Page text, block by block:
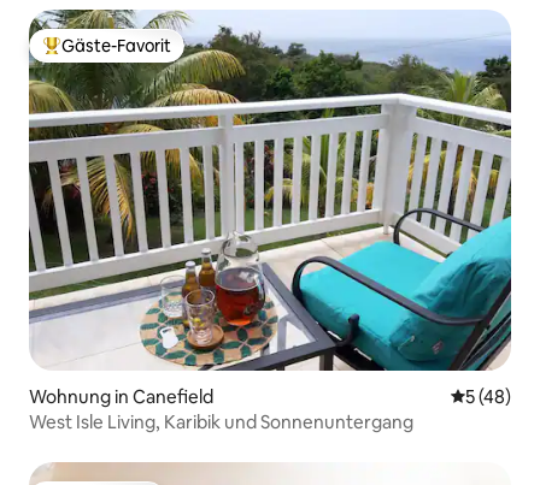
Beliebter Gäste-Favorit.
Gäste-Favorit
Wohnung in Canefield
5 (48)
West Isle Living, Karibik und Sonnenuntergang